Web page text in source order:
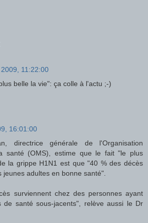
11:22:00
belle la vie": ça colle à l'actu ;-)
16:01:00
directrice générale de l'Organisation
santé (OMS), estime que le fait "le plus
la grippe H1N1 est que "40 % des décès
jeunes adultes en bonne santé".
surviennent chez des personnes ayant
de santé sous-jacents", relève aussi le Dr